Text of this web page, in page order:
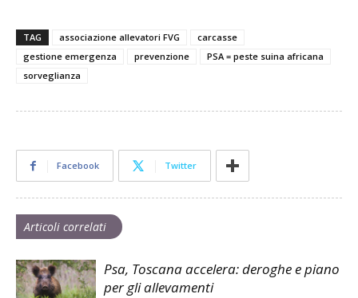
TAG associazione allevatori FVG
carcasse
gestione emergenza
prevenzione
PSA = peste suina africana
sorveglianza
Facebook Twitter
Articoli correlati
Psa, Toscana accelera: deroghe e piano
per gli allevamenti